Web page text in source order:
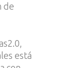
de
está